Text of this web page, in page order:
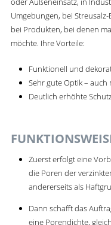
Umgebungen, bei
bei Produkten, bei denen
möchte. Ihre Vorteile:
Funktionell und
Sehr gute Optik –
Deutlich erhöhte
Zuerst erfolgt eine
die Poren der
andererseits als
Dann schafft das
eine Porendichte,